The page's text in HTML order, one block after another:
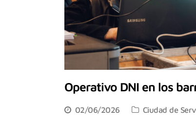
Operativo DNI en los
02/06/2026 Ciudad de